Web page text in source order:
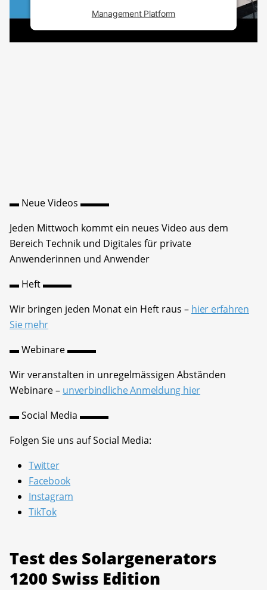
Management Platform
▬ Neue Videos ▬▬▬
Jeden Mittwoch kommt ein neues Video aus dem
Bereich Technik und Digitales für private
Anwenderinnen und Anwender
▬ Heft ▬▬▬
Wir bringen jeden Monat ein Heft raus – hier erfahren
Sie mehr
▬ Webinare ▬▬▬
Wir veranstalten in unregelmässigen Abständen
Webinare – unverbindliche Anmeldung hier
▬ Social Media ▬▬▬
Folgen Sie uns auf Social Media:
Twitter
Facebook
Instagram
TikTok
Test des Solargenerators
1200 Swiss Edition